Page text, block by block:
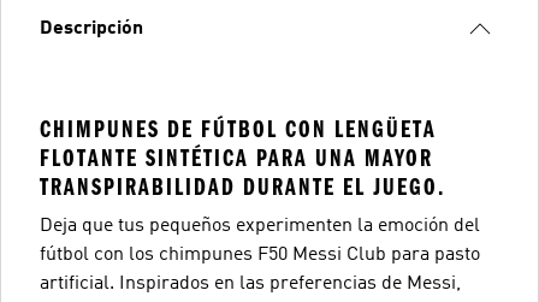
Descripción
CHIMPUNES DE FÚTBOL CON LENGÜETA
FLOTANTE SINTÉTICA PARA UNA MAYOR
TRANSPIRABILIDAD DURANTE EL JUEGO.
Deja que tus pequeños experimenten la emoción del
fútbol con los chimpunes F50 Messi Club para pasto
artificial. Inspirados en las preferencias de Messi,